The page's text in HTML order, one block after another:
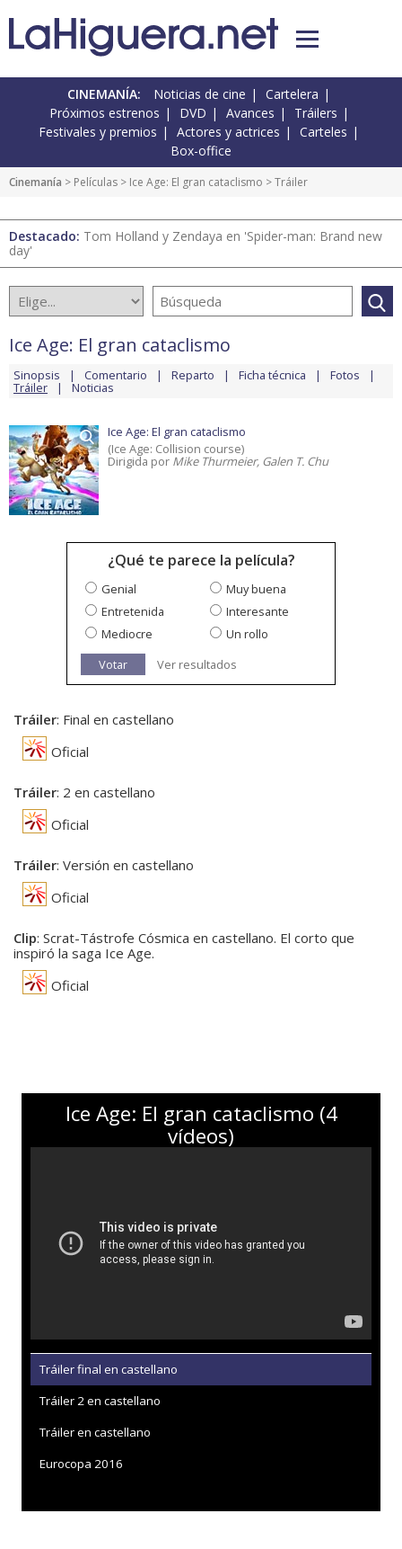
CINEMANÍA: Noticias de cine
Cartelera
Próximos estrenos
DVD Avances
Tráilers
Festivales y premios
Actores y actrices
Carteles
Box-office
Cinemanía > Películas > Ice Age: El gran cataclismo > Tráiler
Destacado: Tom Holland y Zendaya en 'Spider-man: Brand new
day'
Ice Age: El gran cataclismo
Sinopsis Comentario Reparto Ficha técnica Fotos
Tráiler Noticias
Ice Age: El gran cataclismo
(Ice Age: Collision course)
Dirigida por Mike Thurmeier, Galen T. Chu
¿Qué te parece la película?
Genial
Muy buena
Entretenida
Interesante
Mediocre
Un rollo
Votar
Ver resultados
Tráiler: Final en castellano
Oficial
Tráiler: 2 en castellano
Oficial
Tráiler: Versión en castellano
Oficial
Clip: Scrat-Tástrofe Cósmica en castellano. El corto que
inspiró la saga Ice Age.
Oficial
Ice Age: El gran cataclismo (4
vídeos)
Tráiler final en castellano
Tráiler 2 en castellano
Tráiler en castellano
Eurocopa 2016